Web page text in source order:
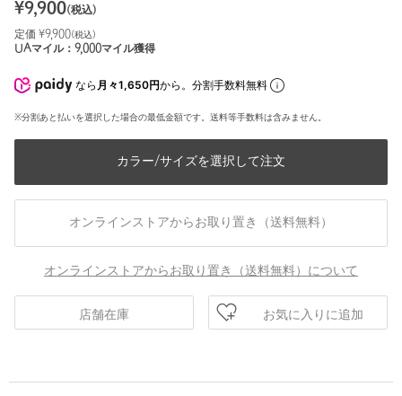
¥9,900(税込)
定価 ¥9,900(税込)
UAマイル： 9,000マイル獲得
なら 月々1,650円から。分割手数料無料
※分割あと払いを選択した場合の最低金額です。送料等手数料は含みません。
カラー/サイズを選択して注文
オンラインストアからお取り置き（送料無料）
オンラインストアからお取り置き（送料無料）について
店舗在庫 お気に入りに追加